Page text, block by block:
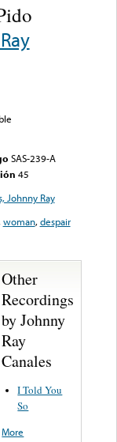
SAS-239-A
45
Johnny Ray
woman,despair
Other
Recordings
by Johnny
Ray
Canales
I Told You
So
More